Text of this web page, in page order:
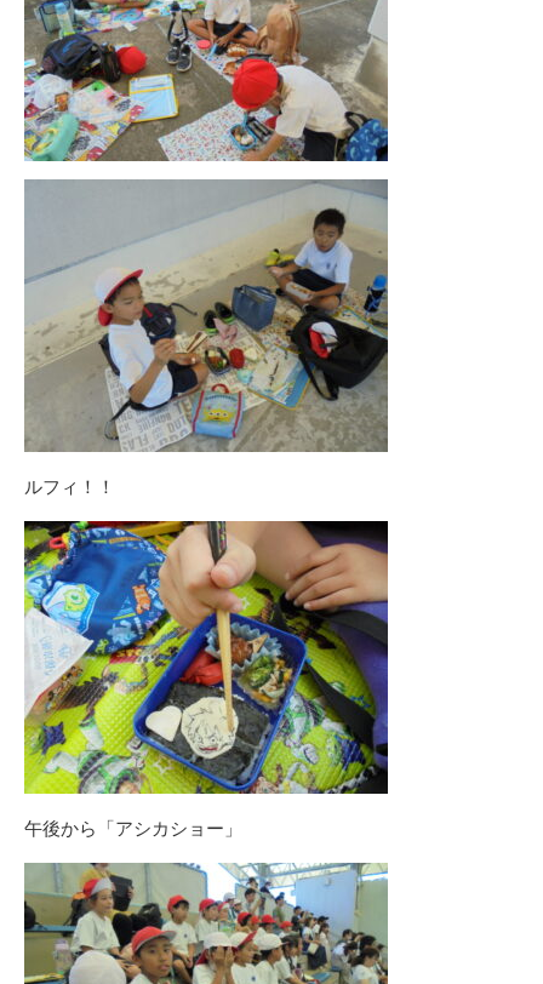
ルフィ！！
午後から「アシカショー」